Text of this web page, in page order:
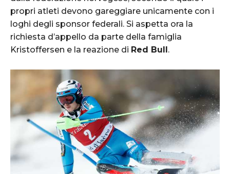
propri atleti devono gareggiare unicamente con i
loghi degli sponsor federali. Si aspetta ora la
richiesta d’appello da parte della famiglia
Kristoffersen e la reazione di Red Bull.